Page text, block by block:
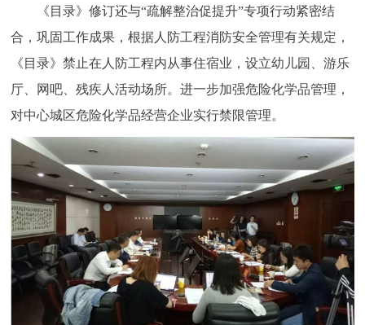
《目录》修订还与“疏解整治促提升”专项行动紧密结
合，巩固工作成果，根据人防工程消防安全管理有关规定，
《目录》禁止在人防工程内从事住宿业，设立幼儿园、游乐
厅、网吧、残疾人活动场所。进一步加强危险化学品管理，
对中心城区危险化学品经营企业实行禁限管理。